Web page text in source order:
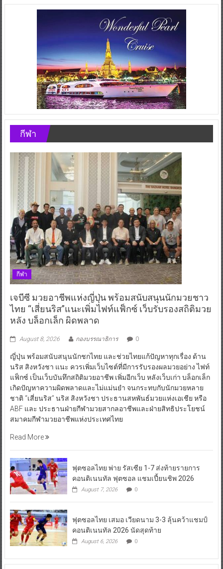
กีฬา
กีฬา
เจบีซี มวยอาชีพแห่งญี่ปุ่น พร้อมสนับสนุนนักมวยชาว
ไทย “เสี่ยนริส”แนะเพิ่มไฟท์แฟ็กซ์ เว็บรับรองสถิติมวย
หลัง บล็อกเล็ก ผิดพลาด
August 8, 2026 กองบรรณาธิการ 0
ญี่ปุ่น พร้อมสนับสนุนนักชกไทย และช่วยไทยแก้ปัญหาทุกเรื่อง ด้าน
นริส สิงหวังชา แนะ ควรเพิ่มเว็บไซต์ที่มีการรับรองผลมวยอย่าง ไฟท์
แฟ็กซ์ เป็นเว็บบันทึกสถิติมวยอาชีพ เพิ่มอีกเว็บ หลังเว็บเก่า บล็อกเล็ก
เกิดปัญหาความผิดพลาดและไม่แม่นยำ จนกระทบกับนักมวยหลาย
ชาติ “เสี่ยนริส” นริส สิงหวังชา ประธานสหพันธ์มวยแห่งเอเชีย หรือ
ABF และ ประธานฝ่ายกีฬามวยสากลอาชีพและฝ่ายสิทธิประโยชน์
สมาคมกีฬามวยอาชีพแห่งประเทศไทย
Read More
ฟุตซอลไทย พ่าย รัสเซีย 1-7 ส่งท้ายรายการ
คอนติเนนทัล ฟุตซอล แชมเปี้ยนชิพ 2026
August 7, 2026 0
ฟุตซอลไทย เสมอ เวียดนาม 3-3 ลุ้นคว้าแชมป์
คอนติเนนทัล 2026 นัดสุดท้าย
August 6, 2026 0